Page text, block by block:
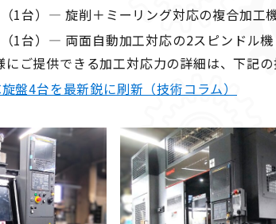
1台）― 旋削＋ミーリング対応の複合加工
1台）― 両面自動加工対応の2スピンドル機
ご提供できる加工対応力の詳細は、下記の
盤4台を最新鋭に刷新（技術コラム）